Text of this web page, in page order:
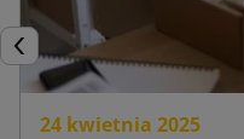
Späť
24 kwietnia 2025